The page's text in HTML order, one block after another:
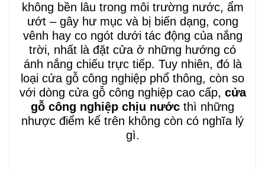
không bền lâu trong môi trường nước, ẩm
ướt – gây hư mục và bị biến dạng, cong
vênh hay co ngót dưới tác động của nắng
trời, nhất là đặt cửa ở những hướng có
ánh nắng chiếu trực tiếp. Tuy nhiên, đó là
loại cửa gỗ công nghiệp phổ thông, còn so
với dòng cửa gỗ công nghiệp cao cấp, cửa
gỗ công nghiệp chịu nước thì những
nhược điểm kể trên không còn có nghĩa lý
gì.